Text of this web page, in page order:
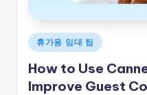
게
시
됨
휴가용 임대 팁
How to Use
Improve Guest